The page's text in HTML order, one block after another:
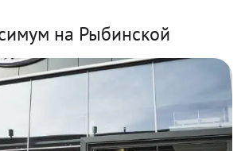
на Рыбинской